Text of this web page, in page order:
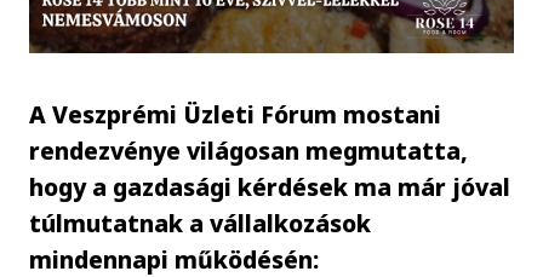
A Veszprémi Üzleti Fórum mostani
rendezvénye világosan megmutatta,
hogy a gazdasági kérdések ma már jóval
túlmutatnak a vállalkozások
mindennapi működésén: